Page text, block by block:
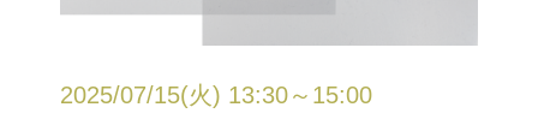
2025/07/15(火) 13:30～15:00